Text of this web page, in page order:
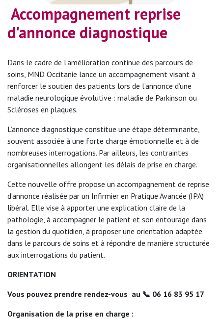
Accompagnement reprise
d'annonce diagnostique
Dans le cadre de l’amélioration continue des parcours de
soins, MND Occitanie lance un accompagnement visant à
renforcer le soutien des patients lors de l’annonce d’une
maladie neurologique évolutive : maladie de Parkinson ou
Scléroses en plaques.
L’annonce diagnostique constitue une étape déterminante,
souvent associée à une forte charge émotionnelle et à de
nombreuses interrogations. Par ailleurs, les contraintes
organisationnelles allongent les délais de prise en charge.
Cette nouvelle offre propose un accompagnement de reprise
d’annonce réalisée par un Infirmier en Pratique Avancée (IPA)
libéral. Elle vise à apporter une explication claire de la
pathologie, à accompagner le patient et son entourage dans
la gestion du quotidien, à proposer une orientation adaptée
dans le parcours de soins et à répondre de manière structurée
aux interrogations du patient.
ORIENTATION
Vous pouvez prendre rendez-vous au 📞 06 16 83 95 17
Organisation de la prise en charge :